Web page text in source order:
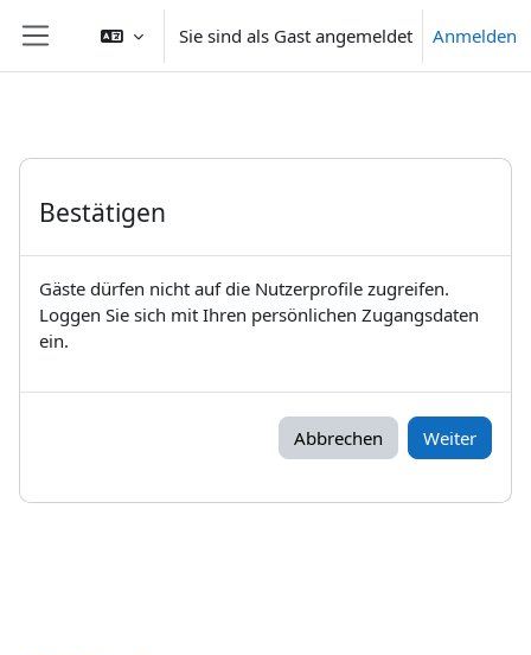
Website-Übersicht
Sie sind als Gast angemeldet Anmelden
Bestätigen
Gäste dürfen nicht auf die Nutzerprofile zugreifen.
Loggen Sie sich mit Ihren persönlichen Zugangsdaten
ein.
Abbrechen Weiter